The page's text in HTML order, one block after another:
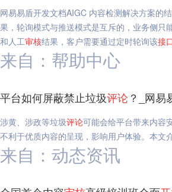
网易易盾开发文档AIGC 内容检测解决方案的
果，轮询模式与推送模式是互斥的，业务侧
和人工审核结果，客户需要通过定时轮询该接
来自：帮助中心
平台如何屏蔽禁止垃圾评论 ？_网易
涉黄、涉政等垃圾评论可能会给平台带来内容
不利于优质内容的呈现，影响用户体验。本文
来自：动态资讯